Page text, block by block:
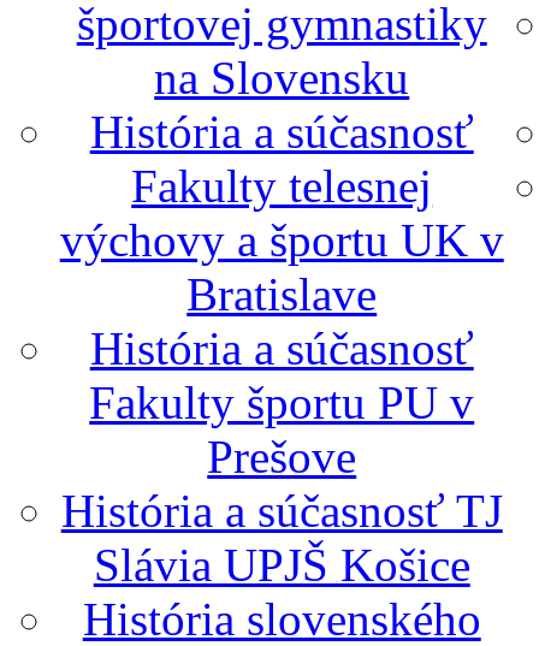
športovej gymnastiky
na Slovensku
História a súčasnosť
Fakulty telesnej
výchovy a športu UK v
Bratislave
História a súčasnosť
Fakulty športu PU v
Prešove
História a súčasnosť TJ
Slávia UPJŠ Košice
História slovenského